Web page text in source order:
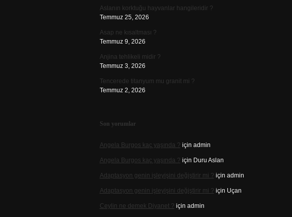
Aslanın korktuğu hayvanlar hangileridir ?
Temmuz 25, 2026
Asap ne kısaltması ?
Temmuz 9, 2026
Anjina tehlikeli midir ?
Temmuz 3, 2026
Tencerede titanyum mu granit mi ?
Temmuz 2, 2026
Son yorumlar
Angela Burgos kaç yaşında ? için admin
Angela Burgos kaç yaşında ? için Duru Aslan
Adaptasyon genin işleyişini değiştirir mi ? için admin
Adaptasyon genin işleyişini değiştirir mi ? için Uçan
Ceylin ne demek Diyanet ? için admin